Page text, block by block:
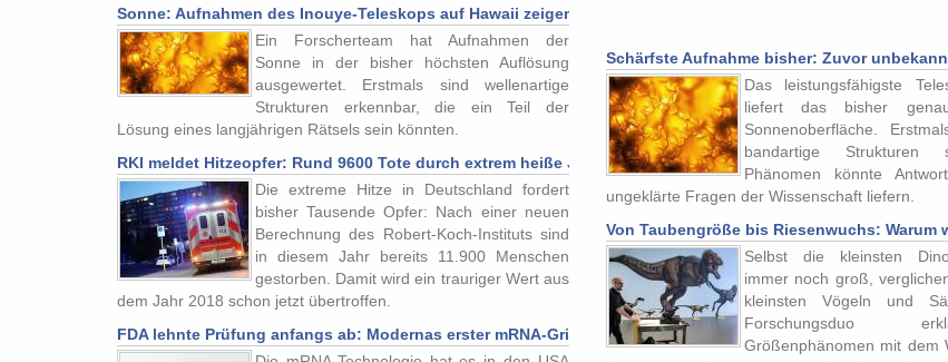
Sonne: Aufnahmen des Inouye-Teleskops auf Hawaii zeigen Wirbel auf Sonnenoberfläche
Ein Forscherteam hat Aufnahmen der
Sonne in der bisher höchsten Auflösung
ausgewertet. Erstmals sind wellenartige
Strukturen erkennbar, die ein Teil der
Lösung eines langjährigen Rätsels sein könnten.
RKI meldet Hitzeopfer: Rund 9600 Tote durch extrem heiße Juni-Woche
Die extreme Hitze in Deutschland fordert
bisher Tausende Opfer: Nach einer neuen
Berechnung des Robert-Koch-Instituts sind
in diesem Jahr bereits 11.900 Menschen
gestorben. Damit wird ein trauriger Wert aus
dem Jahr 2018 schon jetzt übertroffen.
FDA lehnte Prüfung anfangs ab: Modernas erster mRNA-Grippeimpfstoff in USA zugelassen
Schärfste Aufnahme bisher: Zuvor
Das leistungsfähigste
liefert das bisher
Sonnenoberfläche.
bandartige Strukturen
Phänomen könnte
ungeklärte Fragen der Wissenschaft liefern.
Von Taubengröße bis Riesenwuchs: Warum
Selbst die kleinsten
immer noch groß,
kleinsten Vögeln und
Forschungsduo
Größenphänomen mit dem